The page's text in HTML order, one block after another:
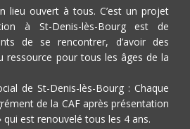
lieu ouvert à tous. C’est un projet
à St-Denis-lès-Bourg est de
de se rencontrer, d’avoir des
ressource pour tous les âges de la
de St-Denis-lès-Bourg : Chaque
de la CAF après présentation
est renouvelé tous les 4 ans.